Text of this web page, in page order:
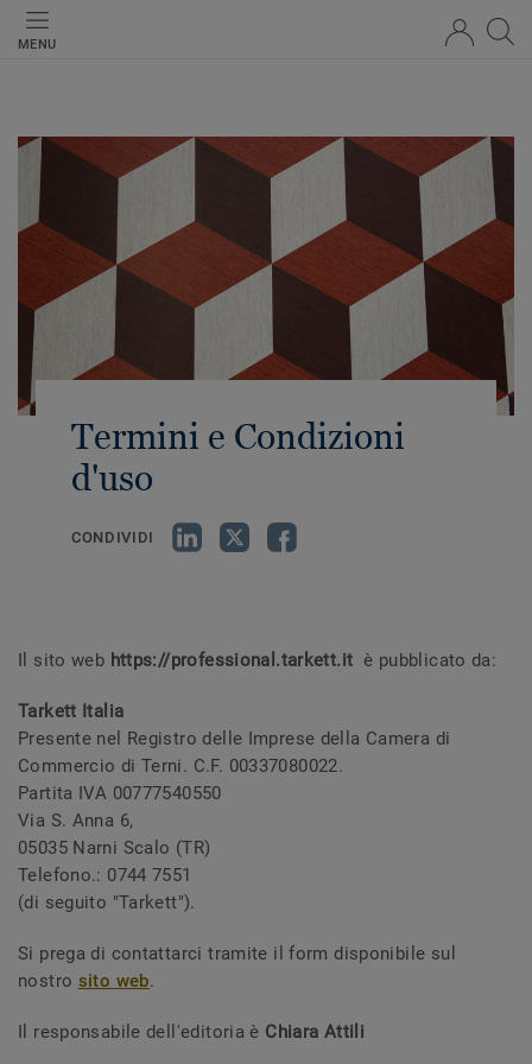
MENU
Termini e Condizioni
d'uso
CONDIVIDI
Il sito web https://professional.tarkett.it è pubblicato da:
Tarkett Italia
Presente nel Registro delle Imprese della Camera di
Commercio di Terni. C.F. 00337080022.
Partita IVA 00777540550
Via S. Anna 6,
05035 Narni Scalo (TR)
Telefono.: 0744 7551
(di seguito "Tarkett").
Si prega di contattarci tramite il form disponibile sul
nostro sito web.
Il responsabile dell'editoria è Chiara Attili